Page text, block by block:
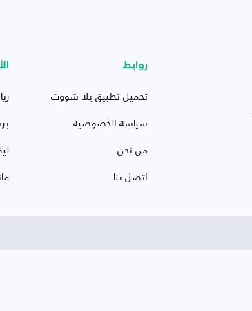
روابط
تحميل تطبيق يلا شووت
سياسة الخصوصية
من نحن
اتصل بنا